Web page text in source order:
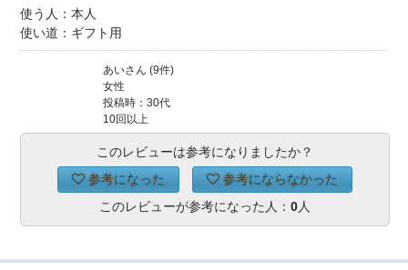
使う人：本人
使い道：ギフト用
あいさん (9件)
女性
投稿時：30代
10回以上
このレビューは参考になりましたか？
参考になった
参考にならなかった
このレビューが参考になった人： 0人